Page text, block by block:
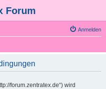
Forum
Anmelden
forum.zentratex.de“) wird